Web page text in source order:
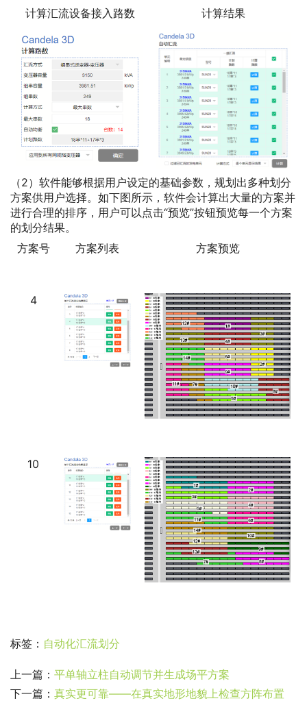
计算汇流设备接入路数
计算结果
（2）软件能够根据用户设定的基础参数，规划出多种划分
方案供用户选择。如下图所示，软件会计算出大量的方案并
进行合理的排序，用户可以点击“预览”按钮预览每一个方案
的划分结果。
方案号
方案列表 方案预览
4
10
标签： 自动化汇流划分
上一篇： 平单轴立柱自动调节并生成场平方案
下一篇： 真实更可靠——在真实地形地貌上检查方阵布置